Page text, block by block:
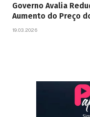
Governo Avalia
Aumento do Preço
19.03.2026